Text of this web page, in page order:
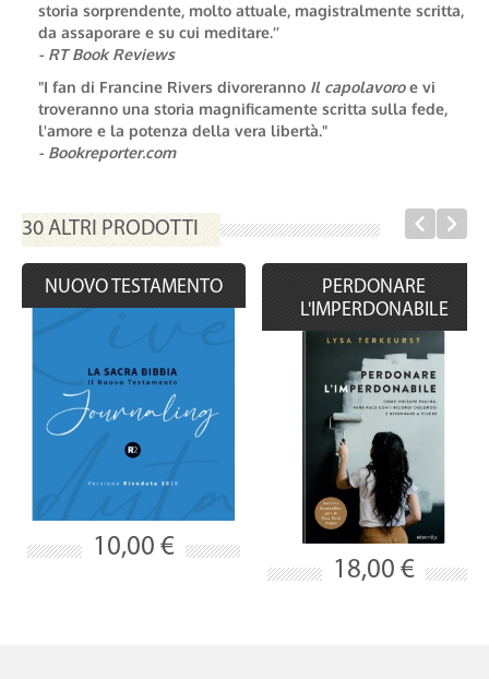
storia sorprendente, molto attuale, magistralmente scritta,
da assaporare e su cui meditare.’’
- RT Book Reviews
"I fan di Francine Rivers divoreranno Il capolavoroe vi
troveranno una storia magnificamente scritta sulla fede,
l'amore e la potenza della vera libertà."
- Bookreporter.com
30 ALTRI PRODOTTI
NUOVO TESTAMENTO
10,00 €
PERDONARE
L'IMPERDONABILE
18,00 €